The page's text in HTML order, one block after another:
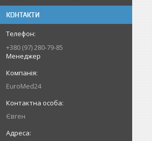
КОНТАКТИ
+380 (97) 280-79-85
Менеджер
EuroMed24
Євген